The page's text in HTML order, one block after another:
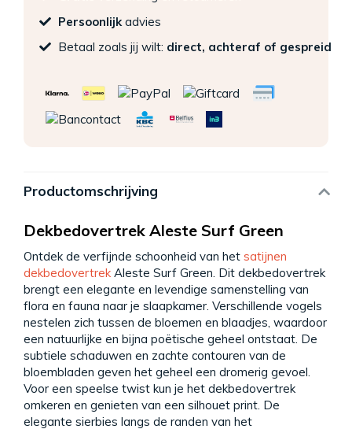
Persoonlijk advies
Betaal zoals jij wilt: direct, achteraf of gespreid
Productomschrijving
Dekbedovertrek Aleste Surf Green
Ontdek de verfijnde schoonheid van het satijnen
dekbedovertrek Aleste Surf Green. Dit dekbedovertrek
brengt een elegante en levendige samenstelling van
flora en fauna naar je slaapkamer. Verschillende vogels
nestelen zich tussen de bloemen en blaadjes, waardoor
een natuurlijke en bijna poëtische geheel ontstaat. De
subtiele schaduwen en zachte contouren van de
bloembladen geven het geheel een dromerig gevoel.
Voor een speelse twist kun je het dekbedovertrek
omkeren en genieten van een silhouet print. De
elegante sierbies langs de randen van het